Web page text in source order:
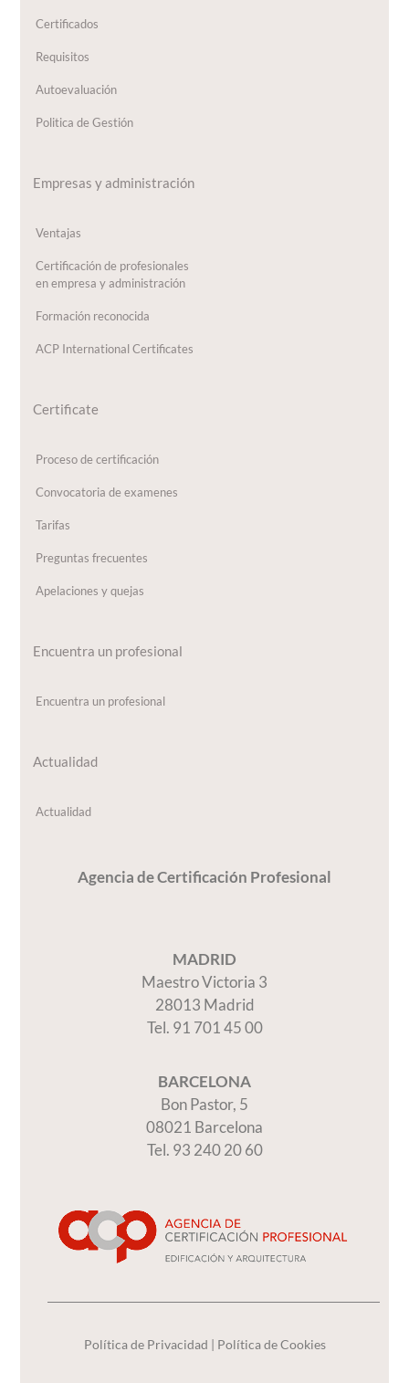
Certificados
Requisitos
Autoevaluación
Politica de Gestión
Empresas y administración
Ventajas
Certificación de profesionales
en empresa y administración
Formación reconocida
ACP International Certificates
Certificate
Proceso de certificación
Convocatoria de examenes
Tarifas
Preguntas frecuentes
Apelaciones y quejas
Encuentra un profesional
Encuentra un profesional
Actualidad
Actualidad
Agencia de Certificación Profesional
MADRID
Maestro Victoria 3
28013 Madrid
Tel. 91 701 45 00
BARCELONA
Bon Pastor, 5
08021 Barcelona
Tel. 93 240 20 60
Política de Privacidad | Política de Cookies